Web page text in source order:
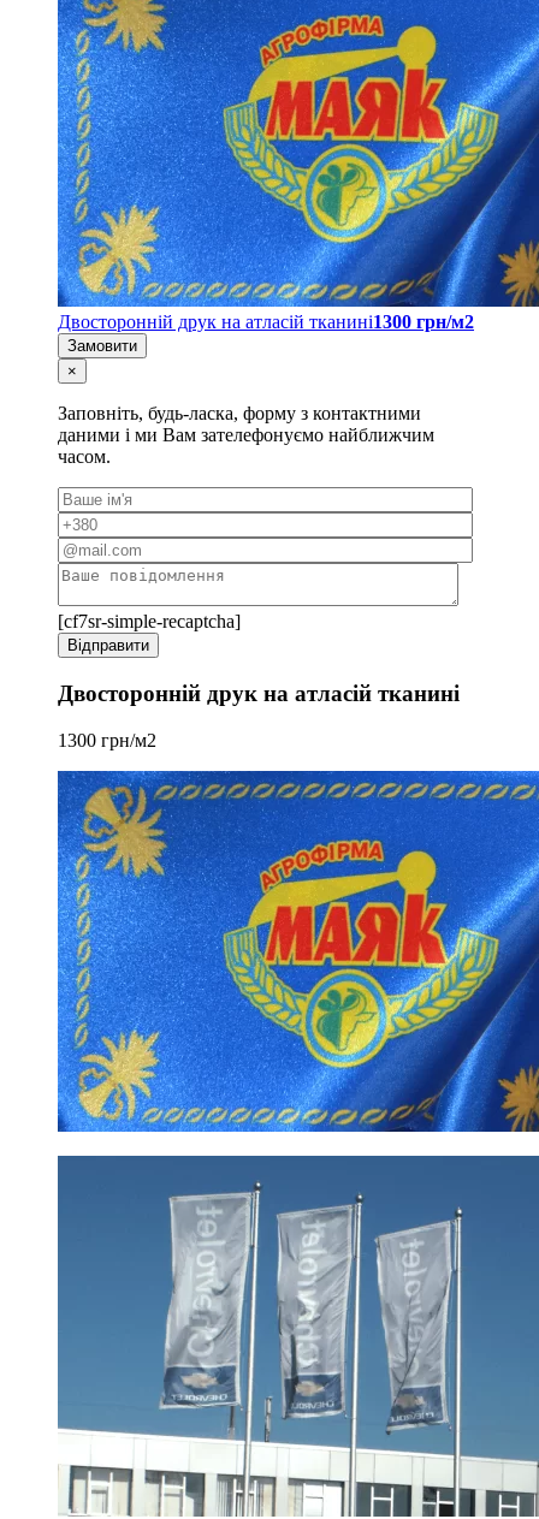
Двосторонній друк на атласій тканині1300 грн/м2
Замовити
×
Заповніть, будь-ласка, форму з контактними
даними і ми Вам зателефонуємо найближчим
часом.
[cf7sr-simple-recaptcha]
Двосторонній друк на атласій тканині
1300 грн/м2